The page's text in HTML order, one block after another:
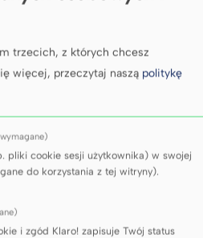
uroczystości było
trzecich, z których chcesz
więcej, przeczytaj naszą politykę
pliki cookie sesji użytkownika) w swojej
do korzystania z tej witryny).
i zgód Klaro! zapisuje Twój status